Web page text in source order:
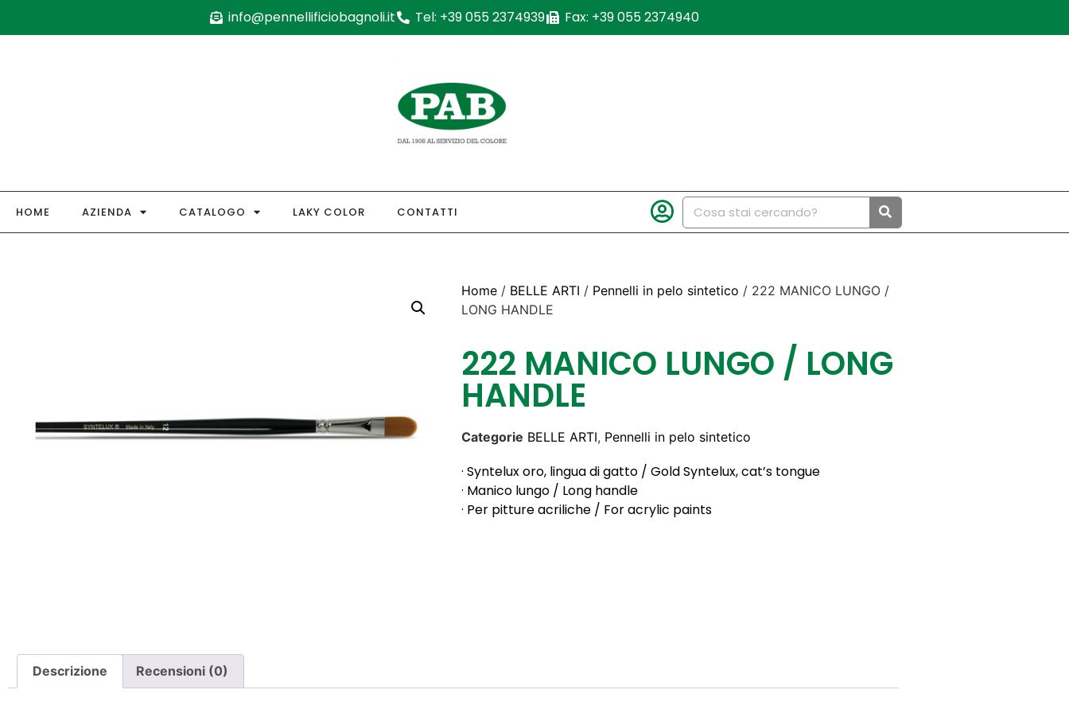
info@pennellificiobagnoli.it Tel: +39 055 2374939 Fax: +39 055 2374940
HOME AZIENDA CATALOGO LAKY COLOR CONTATTI
Home / BELLE ARTI / Pennelli in pelo sintetico / 222 MANICO LUNGO /
LONG HANDLE
222 MANICO LUNGO / LONG
HANDLE
Categorie BELLE ARTI, Pennelli in pelo sintetico
· Syntelux oro, lingua di gatto / Gold Syntelux, cat’s tongue
· Manico lungo / Long handle
· Per pitture acriliche / For acrylic paints
Descrizione Recensioni (0)